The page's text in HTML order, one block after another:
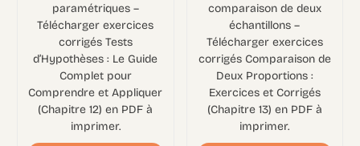
paramétriques –
Télécharger exercices
corrigés Tests
d’Hypothèses : Le Guide
Complet pour
Comprendre et Appliquer
(Chapitre 12) en PDF à
imprimer.
comparaison de deux
échantillons –
Télécharger exercices
corrigés Comparaison de
Deux Proportions :
Exercices et Corrigés
(Chapitre 13) en PDF à
imprimer.